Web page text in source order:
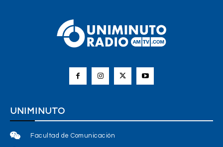
UNIMINUTO
Facultad de Comunicación